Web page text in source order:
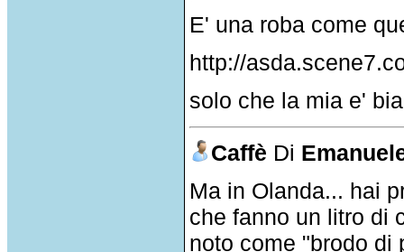
E' una roba come
http://
solo che la mia e'
Caffè Di
Ma in Olanda... hai
che fanno un litro di
noto come "brodo di